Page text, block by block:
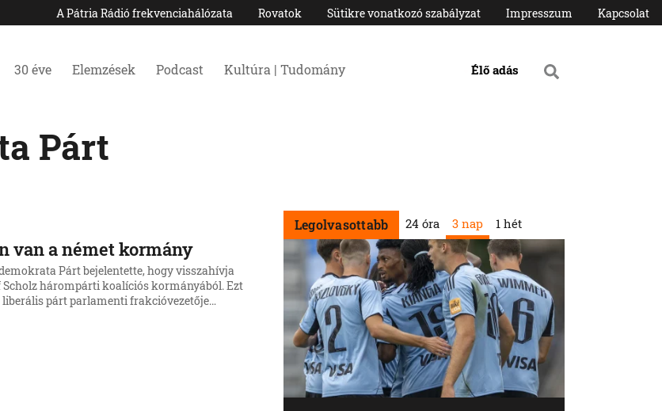
A Pátria Rádió frekvenciahálózata Rovatok Sütikre vonatkozó szabályzat Impresszum Kapcsolat
30 éve Elemzések Podcast Kultúra | Tudomány Élő adás
Párt
van a német kormány
Párt bejelentette, hogy visszahívja
hárompárti koalíciós kormányából. Ezt
liberális párt parlamenti frakcióvezetője
Legolvasottabb 24 óra 3 nap 1 hét